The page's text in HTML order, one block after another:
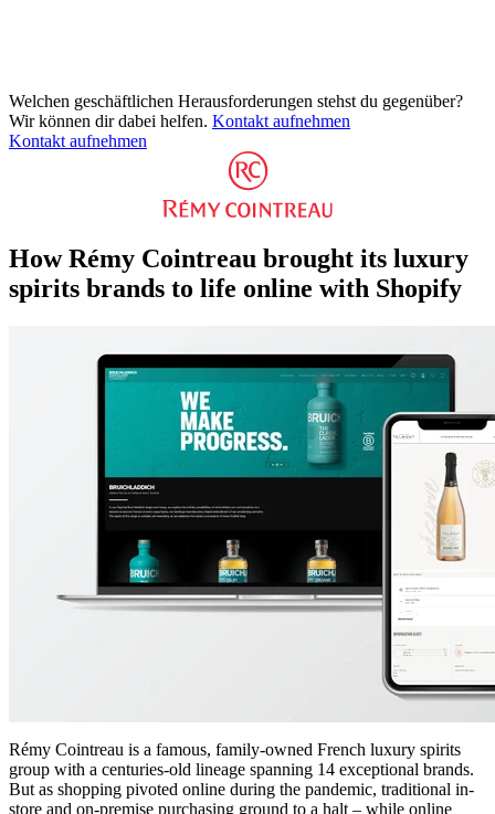
Welchen geschäftlichen Herausforderungen stehst du gegenüber?
Wir können dir dabei helfen. Kontakt aufnehmen
Kontakt aufnehmen
How Rémy Cointreau brought its luxury
spirits brands to life online with Shopify
Rémy Cointreau is a famous, family-owned French luxury spirits
group with a centuries-old lineage spanning 14 exceptional brands.
But as shopping pivoted online during the pandemic, traditional in-
store and on-premise purchasing ground to a halt – while online